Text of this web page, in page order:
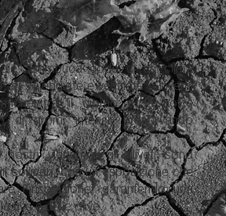
Sambuca gode di un clima
soleggiate e ventilate e inverni
tra il giorno e la notte
di aromi intensi, preservando
nostri vigneti e gli uliveti sono
collinari, con un’esposizione che
l’insolazione, garantendo una
uve e delle olive.